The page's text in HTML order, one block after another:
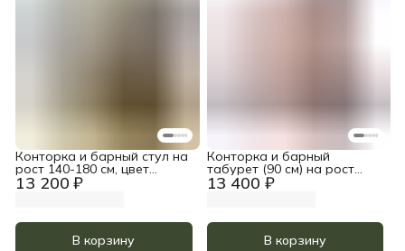
13 200 ₽
Конторка и барный стул на
рост 140-180 см, цвет
Золотой дуб
В корзину
13 400 ₽
Конторка и барный
табурет (90 см) на рост
185-200, цвет Золотой дуб
В корзину